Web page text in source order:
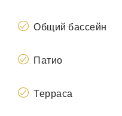
Общий бассейн
Патио
Терраса